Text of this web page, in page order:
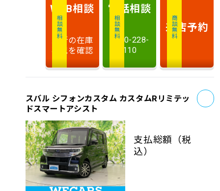
相談無料
WEB相談
最新の在庫
状況を確認
相談無料
電話相談
0120-228-
110
商談無料
来店予約
スバル シフォンカスタム カスタムRリミテッ
ドスマートアシスト
支払総額 （税
込）